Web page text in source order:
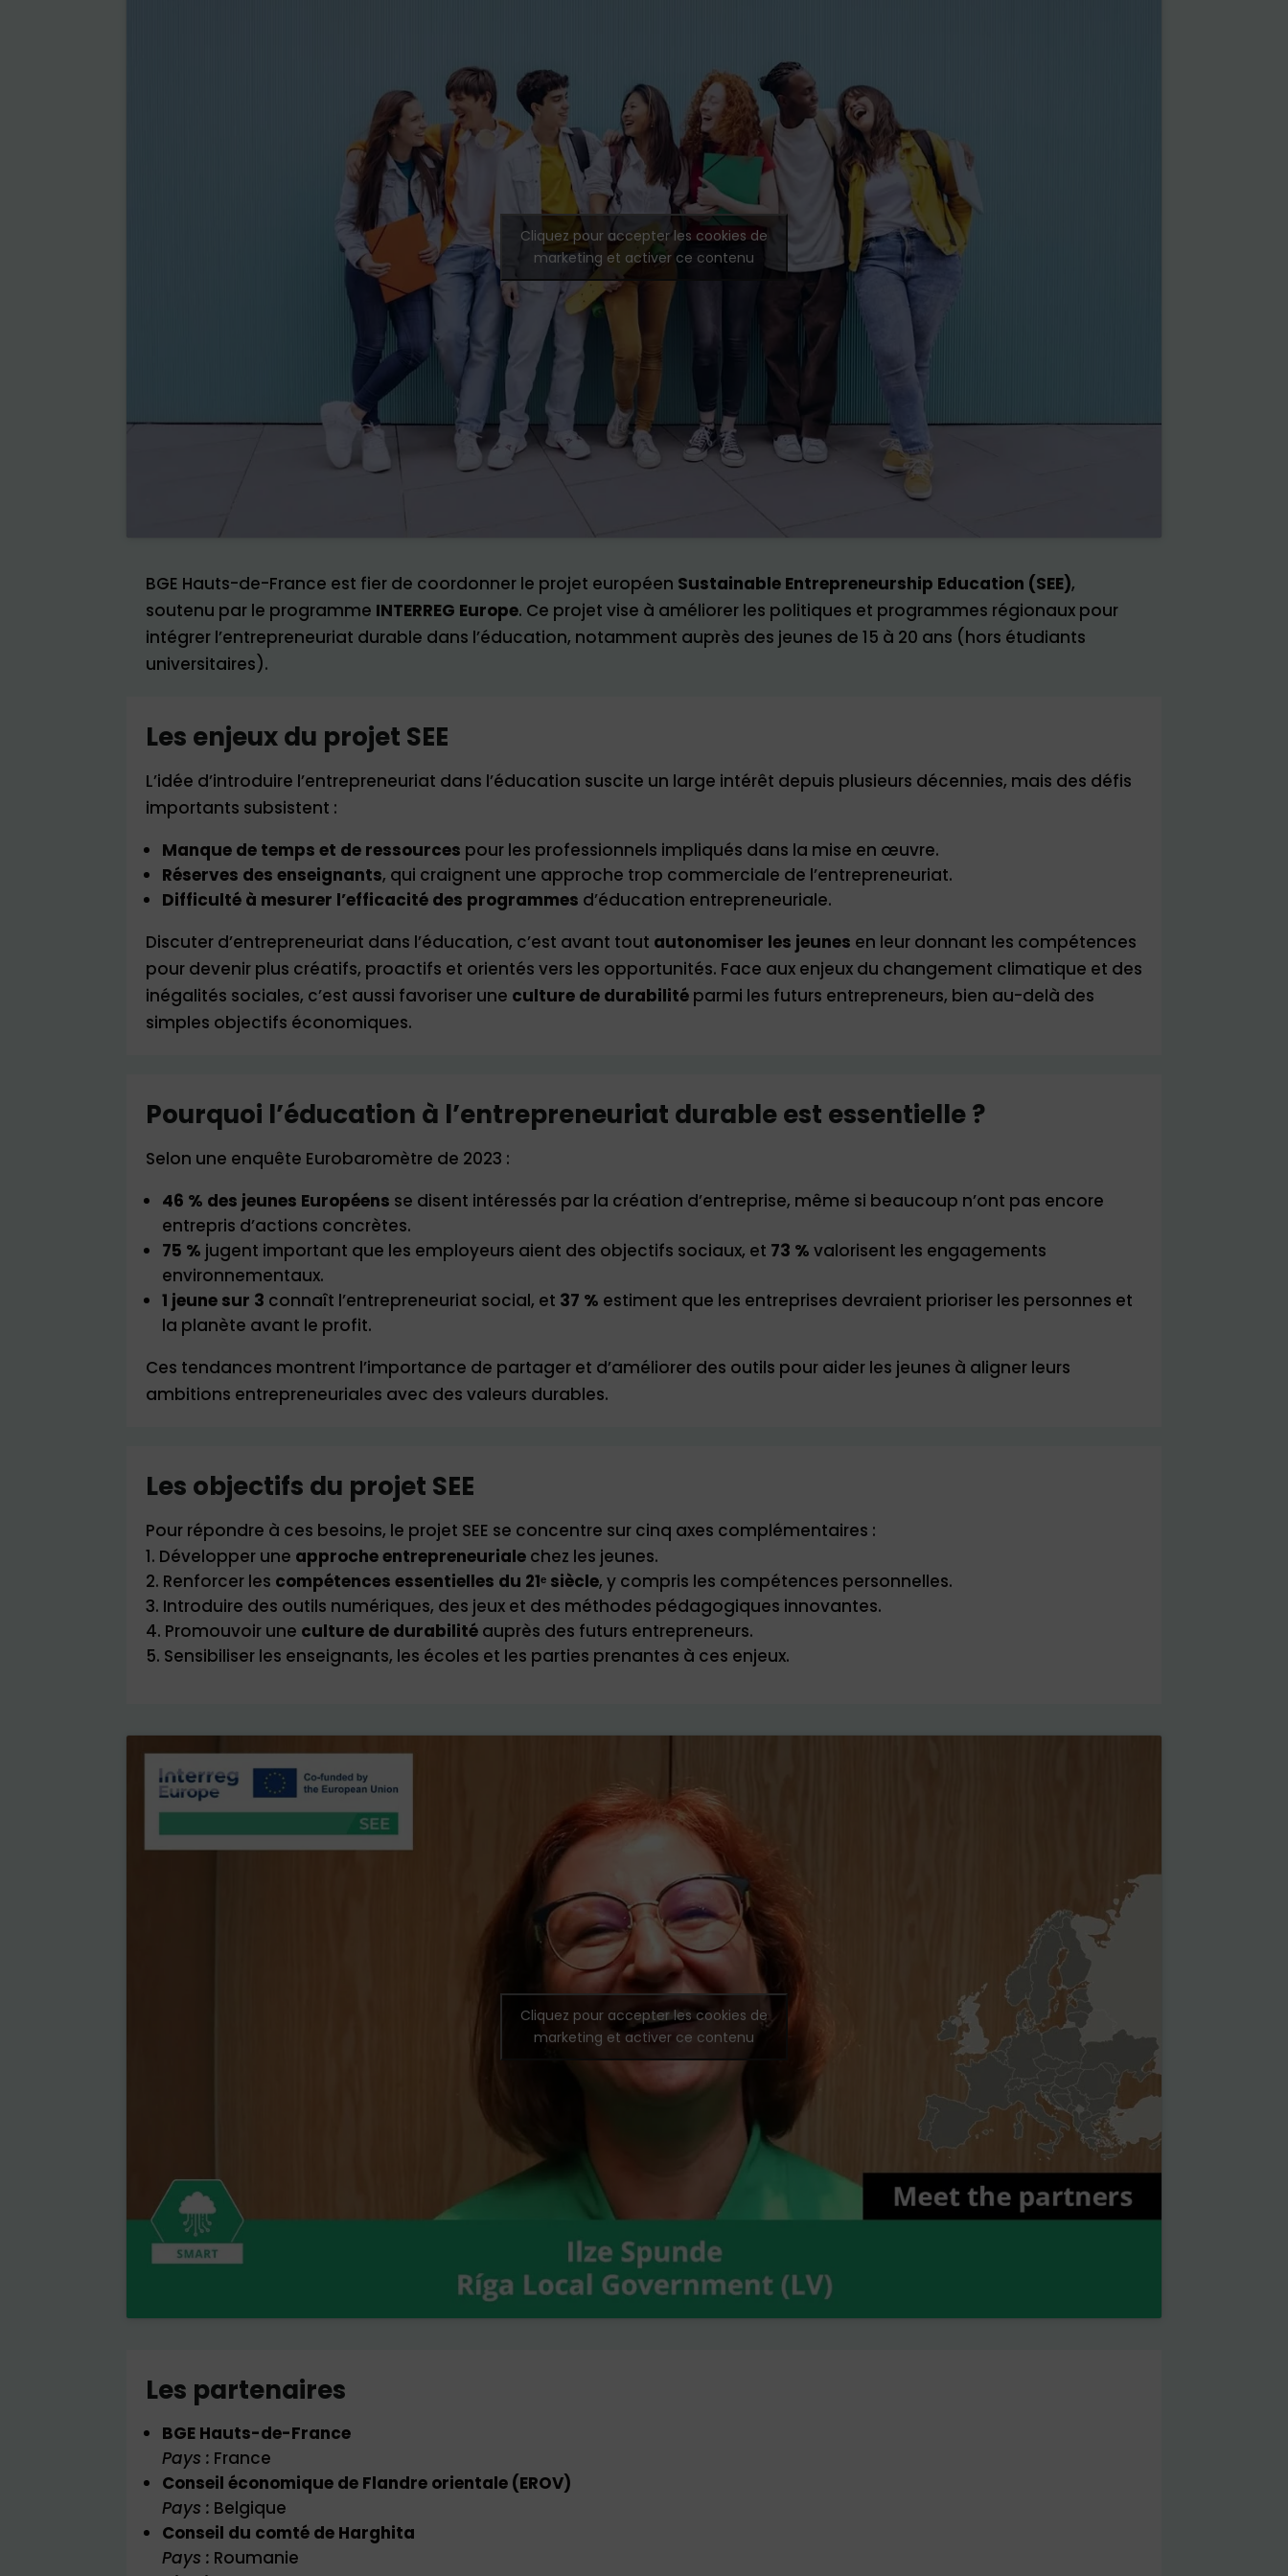
Cliquez pour accepter les cookies de
marketing et activer ce contenu
BGE Hauts-de-France est fier de coordonner le projet européen Sustainable Entrepreneurship Education (SEE),
soutenu par le programme INTERREG Europe. Ce projet vise à améliorer les politiques et programmes régionaux pour
intégrer l’entrepreneuriat durable dans l’éducation, notamment auprès des jeunes de 15 à 20 ans (hors étudiants
universitaires).
Les enjeux du projet SEE
L’idée d’introduire l’entrepreneuriat dans l’éducation suscite un large intérêt depuis plusieurs décennies, mais des défis
importants subsistent :
Manque de temps et de ressources pour les professionnels impliqués dans la mise en œuvre.
Réserves des enseignants, qui craignent une approche trop commerciale de l’entrepreneuriat.
Difficulté à mesurer l’efficacité des programmes d’éducation entrepreneuriale.
Discuter d’entrepreneuriat dans l’éducation, c’est avant tout autonomiser les jeunes en leur donnant les compétences
pour devenir plus créatifs, proactifs et orientés vers les opportunités. Face aux enjeux du changement climatique et des
inégalités sociales, c’est aussi favoriser une culture de durabilité parmi les futurs entrepreneurs, bien au-delà des
simples objectifs économiques.
Pourquoi l’éducation à l’entrepreneuriat durable est essentielle ?
Selon une enquête Eurobaromètre de 2023 :
46 % des jeunes Européens se disent intéressés par la création d’entreprise, même si beaucoup n’ont pas encore
entrepris d’actions concrètes.
75 % jugent important que les employeurs aient des objectifs sociaux, et 73 % valorisent les engagements
environnementaux.
1 jeune sur 3 connaît l’entrepreneuriat social, et 37 % estiment que les entreprises devraient prioriser les personnes et
la planète avant le profit.
Ces tendances montrent l’importance de partager et d’améliorer des outils pour aider les jeunes à aligner leurs
ambitions entrepreneuriales avec des valeurs durables.
Les objectifs du projet SEE
Pour répondre à ces besoins, le projet SEE se concentre sur cinq axes complémentaires :
Développer une approche entrepreneuriale chez les jeunes.
Renforcer les compétences essentielles du 21ᵉ siècle, y compris les compétences personnelles.
Introduire des outils numériques, des jeux et des méthodes pédagogiques innovantes.
Promouvoir une culture de durabilité auprès des futurs entrepreneurs.
Sensibiliser les enseignants, les écoles et les parties prenantes à ces enjeux.
Cliquez pour accepter les cookies de
marketing et activer ce contenu
Les partenaires
BGE Hauts-de-France
Pays : France
Conseil économique de Flandre orientale (EROV)
Pays : Belgique
Conseil du comté de Harghita
Pays : Roumanie